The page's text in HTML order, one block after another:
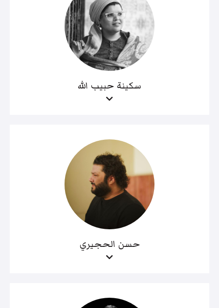
سكينة حبيب الله
حسن الحجيري